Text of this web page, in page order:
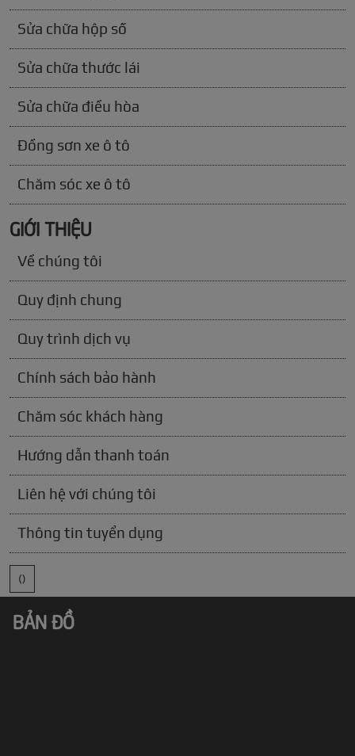
Sửa chữa hộp số
Sửa chữa thước lái
Sửa chữa điều hòa
Đồng sơn xe ô tô
Chăm sóc xe ô tô
GIỚI THIỆU
Về chúng tôi
Quy định chung
Quy trình dịch vụ
Chính sách bảo hành
Chăm sóc khách hàng
Hướng dẫn thanh toán
Liên hệ với chúng tôi
Thông tin tuyển dụng
()
BẢN ĐỒ